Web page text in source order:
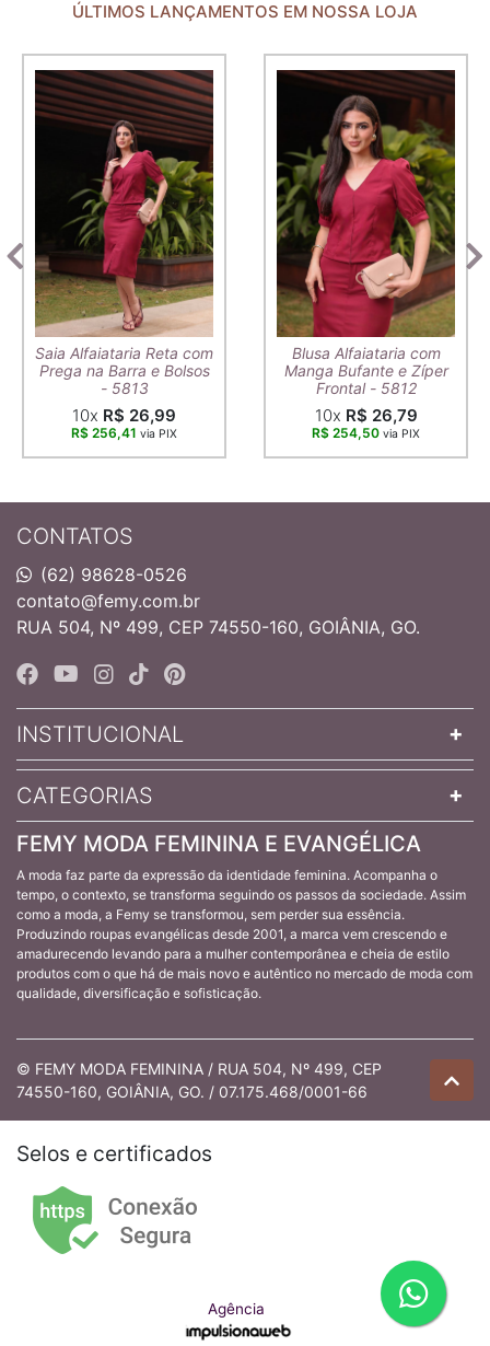
ÚLTIMOS LANÇAMENTOS EM NOSSA LOJA
Saia Alfaiataria Reta com
Prega na Barra e Bolsos
- 5813
10x R$ 26,99
R$ 256,41 via PIX
Blusa Alfaiataria com
Manga Bufante e Zíper
Frontal - 5812
10x R$ 26,79
R$ 254,50 via PIX
CONTATOS
(62) 98628-0526
contato@femy.com.br
RUA 504, Nº 499, CEP 74550-160, GOIÂNIA, GO.
INSTITUCIONAL
CATEGORIAS
FEMY MODA FEMININA E EVANGÉLICA
A moda faz parte da expressão da identidade feminina. Acompanha o
tempo, o contexto, se transforma seguindo os passos da sociedade. Assim
como a moda, a Femy se transformou, sem perder sua essência.
Produzindo roupas evangélicas desde 2001, a marca vem crescendo e
amadurecendo levando para a mulher contemporânea e cheia de estilo
produtos com o que há de mais novo e autêntico no mercado de moda com
qualidade, diversificação e sofisticação.
© FEMY MODA FEMININA / RUA 504, Nº 499, CEP
74550-160, GOIÂNIA, GO. / 07.175.468/0001-66
Selos e certificados
Agência